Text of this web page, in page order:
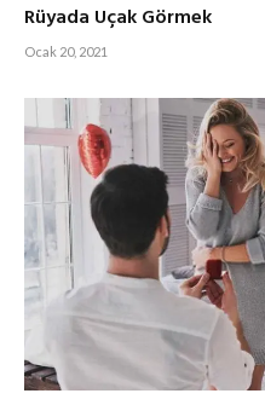
Rüyada Uçak Görmek
Ocak 20, 2021